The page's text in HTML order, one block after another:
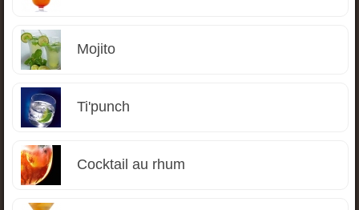
Mojito
Ti'punch
Cocktail au rhum